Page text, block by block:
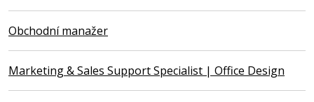
Obchodní manažer
Marketing & Sales Support Specialist | Office Design